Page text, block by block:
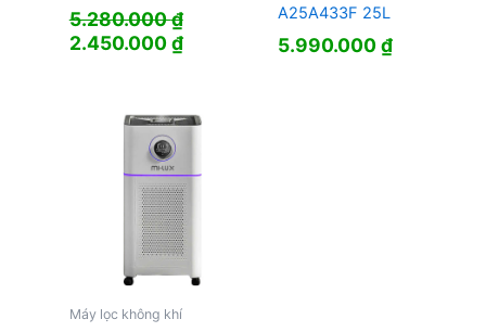
5.280.000₫
Giá
5.280.000 ₫.
2.450.000₫Giá
là:
A25A433F 25L
5.990.000₫
Máy lọc không khí